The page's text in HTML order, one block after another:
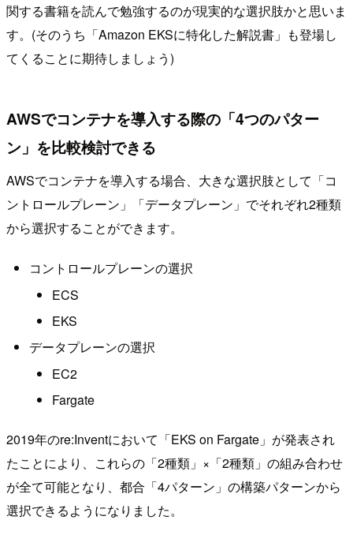
関する書籍を読んで勉強するのが現実的な選択肢かと思いま
す。(そのうち「Amazon EKSに特化した解説書」も登場し
てくることに期待しましょう)
AWSでコンテナを導入する際の「4つのパター
ン」を比較検討できる
AWSでコンテナを導入する場合、大きな選択肢として「コ
ントロールプレーン」「データプレーン」でそれぞれ2種類
から選択することができます。
コントロールプレーンの選択
ECS
EKS
データプレーンの選択
EC2
Fargate
2019年のre:Inventにおいて「EKS on Fargate」が発表され
たことにより、これらの「2種類」×「2種類」の組み合わせ
が全て可能となり、都合「4パターン」の構築パターンから
選択できるようになりました。